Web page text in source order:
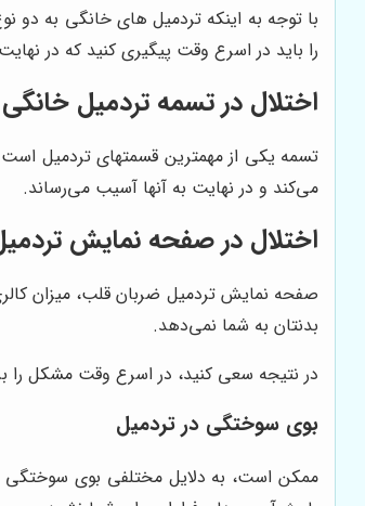
با توجه به اینکه تردمیل های خانگی به دو
را باید در اسرع وقت پیگیری کنید که در
اختلال در تسمه تردمیل خانگی
تسمه یکی از مهمترین قسمتهای تردمیل است.
می‌کند و در نهایت به آنها آسیب می‌رساند.
اختلال در صفحه نمایش
صفحه نمایش تردمیل ضربان قلب، میزان
بدنتان به شما نمی‌دهد.
در نتیجه سعی کنید، در اسرع وقت مشکل را
بوی سوختگی در تردمیل
ممکن است، به دلایل مختلفی بوی سوختگی